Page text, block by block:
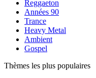
Reggaeton
Années 90
Trance
Heavy Metal
Ambient
Gospel
Thèmes les plus populaires